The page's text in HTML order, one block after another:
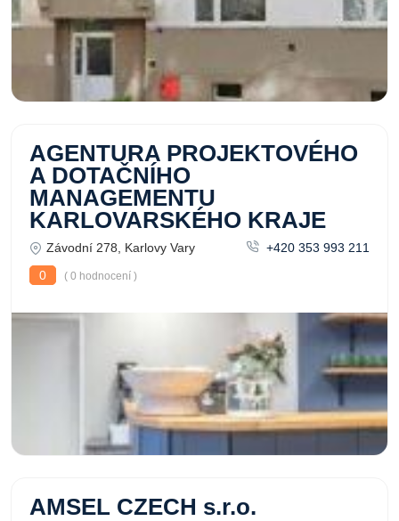
AGENTURA PROJEKTOVÉHO
A DOTAČNÍHO
MANAGEMENTU
KARLOVARSKÉHO KRAJE
Závodní 278, Karlovy Vary
+420 353 993 211
0
( 0 hodnocení )
AMSEL CZECH s.r.o.